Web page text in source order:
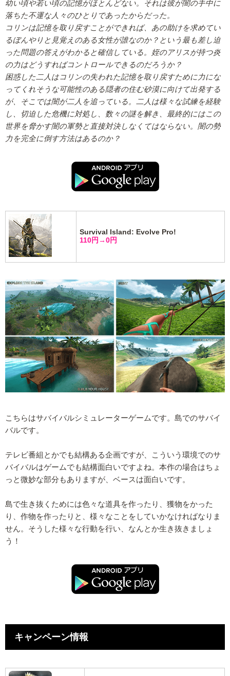
幼い頃や若い頃の記憶がほとんどない。それは彼が闇の手中に
落ちた不運な人々のひとりであったからだった。
コリンは記憶を取り戻すことができれば、あの助けを求めてい
るぼんやりと見覚えのある女性が誰なのか？という最も差し迫
った問題の答えがわかると確信している。姪のアリスが持つ炎
の力はどうすればコントロールできるのだろうか？
困惑した二人はコリンの失われた記憶を取り戻すために力にな
ってくれそうな可能性のある隠者の住む砂漠に向けて出発する
が、そこでは闇が二人を追っている。二人は様々な試練を経験
し、切迫した危機に対処し、数々の謎を解き、最終的にはこの
世界を脅かす闇の軍勢と直接対決しなくてはならない。闇の勢
力を完全に倒す方法はあるのか？
Survival Island: Evolve Pro!
110円→0円
こちらはサバイバルシミュレーターゲームです。島でのサバイ
バルです。
テレビ番組とかでも結構ある企画ですが、こういう環境でのサ
バイバルはゲームでも結構面白いですよね。本作の場合はちょ
っと微妙な部分もありますが、ベースは面白いです。
島で生き抜くためには色々な道具を作ったり、獲物をかった
り、作物を作ったりと、様々なことをしていかなければなりま
せん。そうした様々な行動を行い、なんとか生き抜きましょ
う！
キャンペーン情報